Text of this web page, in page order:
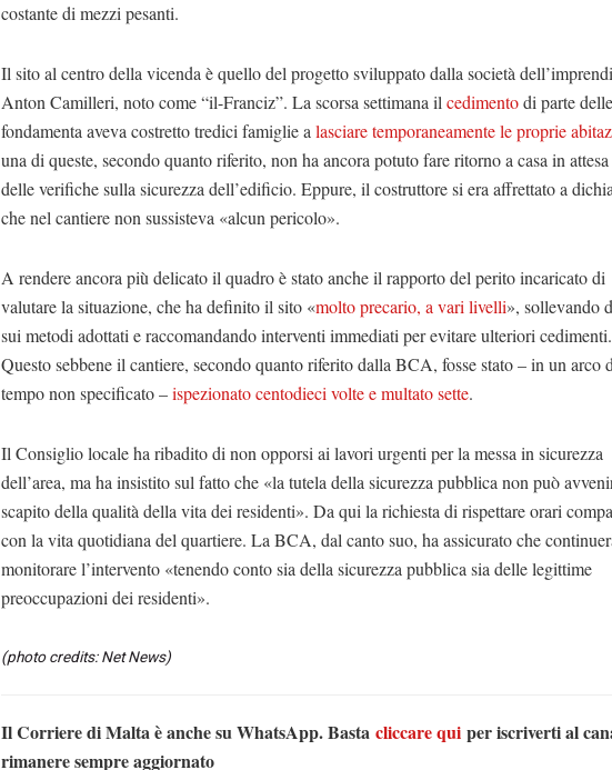
costante di mezzi pesanti.
Il sito al centro della vicenda è quello del progetto sviluppato dalla società
Anton Camilleri, noto come “il-Franciz”. La scorsa settimana il cedimentodi parte delle
fondamenta aveva costretto tredici famiglie a lasciare temporaneamente le proprie
una di queste, secondo quanto riferito, non ha ancora potuto fare ritorno a casa in attesa
delle verifiche sulla sicurezza dell’edificio. Eppure, il costruttore si era affrettato a
che nel cantiere non sussisteva «alcun pericolo».
A rendere ancora più delicato il quadro è stato anche il rapporto del perito incaricato di
valutare la situazione, che ha definito il sito «molto precario, a vari livelli», sollevando
sui metodi adottati e raccomandando interventi immediati per evitare ulteriori cedimenti.
Questo sebbene il cantiere, secondo quanto riferito dalla BCA, fosse stato – in un arco
tempo non specificato –ispezionato centodieci volte e multato sette.
Il Consiglio locale ha ribadito di non opporsi ai lavori urgenti per la messa in sicurezza
dell’area, ma ha insistito sul fatto che «la tutela della sicurezza pubblica non può
scapito della qualità della vita dei residenti». Da qui la richiesta di rispettare orari
con la vita quotidiana del quartiere. La BCA, dal canto suo, ha assicurato che
monitorare l’intervento «tenendo conto sia della sicurezza pubblica sia delle legittime
preoccupazioni dei residenti».
(photo credits: Net News)
Il Corriere di Malta è anche su WhatsApp. Basta cliccare qui per iscriverti al
rimanere sempre aggiornato